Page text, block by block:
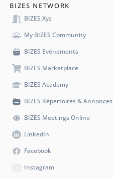
BIZES NETWORK
BIZES.xyz
My BIZES Community
BIZES Evénements
BIZES Marketplace
BIZES Academy
BIZES Répertoires & Annonces
BIZES Meetings Online
LinkedIn
Facebook
Instagram